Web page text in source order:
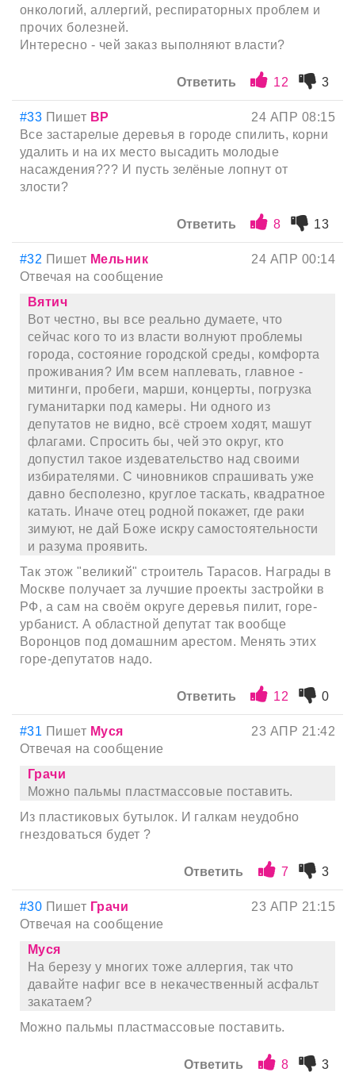
онкологий, аллергий, респираторных проблем и
прочих болезней.
Интересно - чей заказ выполняют власти?
Ответить 12 3
#33 Пишет ВР
24 АПР 08:15
Все застарелые деревья в городе спилить, корни
удалить и на их место высадить молодые
насаждения??? И пусть зелёные лопнут от
злости?
Ответить 8 13
#32 Пишет Мельник
24 АПР 00:14
Отвечая на сообщение
Вятич
Вот честно, вы все реально думаете, что
сейчас кого то из власти волнуют проблемы
города, состояние городской среды, комфорта
проживания? Им всем наплевать, главное -
митинги, пробеги, марши, концерты, погрузка
гуманитарки под камеры. Ни одного из
депутатов не видно, всё строем ходят, машут
флагами. Спросить бы, чей это округ, кто
допустил такое издевательство над своими
избирателями. С чиновников спрашивать уже
давно бесполезно, круглое таскать, квадратное
катать. Иначе отец родной покажет, где раки
зимуют, не дай Боже искру самостоятельности
и разума проявить.
Так этож "великий" строитель Тарасов. Награды в
Москве получает за лучшие проекты застройки в
РФ, а сам на своём округе деревья пилит, горе-
урбанист. А областной депутат так вообще
Воронцов под домашним арестом. Менять этих
горе-депутатов надо.
Ответить 12 0
#31 Пишет Муся
23 АПР 21:42
Отвечая на сообщение
Грачи
Можно пальмы пластмассовые поставить.
Из пластиковых бутылок. И галкам неудобно
гнездоваться будет ?
Ответить 7 3
#30 Пишет Грачи
23 АПР 21:15
Отвечая на сообщение
Муся
На березу у многих тоже аллергия, так что
давайте нафиг все в некачественный асфальт
закатаем?
Можно пальмы пластмассовые поставить.
Ответить 8 3